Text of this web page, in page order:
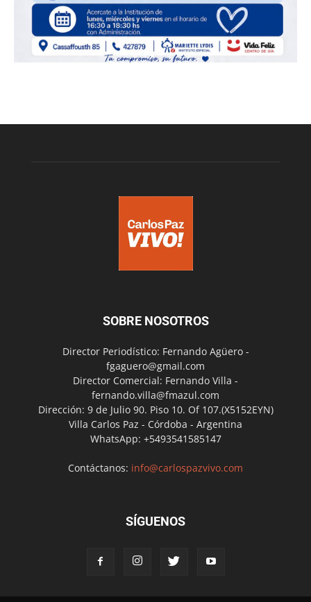
SOBRE NOSOTROS
Director Periodístico: Fernando Agüero -
fgaguero@gmail.com
Director Comercial: Fernando Villa -
fernando.villa@fmazul.com
Dirección: 9 de Julio 90. Piso 10. Of 107.(X5152EYN)
Villa Carlos Paz - Córdoba - Argentina
WhatsApp: +5493541585147
Contáctanos: info@carlospazvivo.com
SÍGUENOS